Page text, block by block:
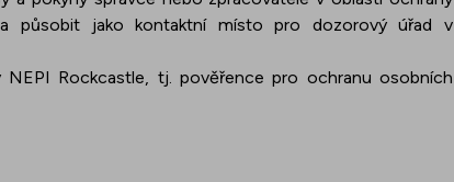
působit jako kontaktní místo pro dozorový úřad v
Rockcastle, tj. pověřence pro ochranu osobních